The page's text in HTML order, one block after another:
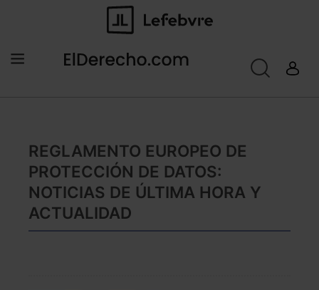
REGLAMENTO EUROPEO DE
PROTECCIÓN DE DATOS:
NOTICIAS DE ÚLTIMA HORA Y
ACTUALIDAD